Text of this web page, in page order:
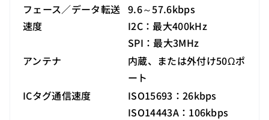
フェース／データ転送
速度
9.6～57.6kbps
I2C：最大400kHz
SPI：最大3MHz
アンテナ
内蔵、または外付け50Ωポ
ート
ICタグ通信速度
ISO15693：26kbps
ISO14443A：106kbps